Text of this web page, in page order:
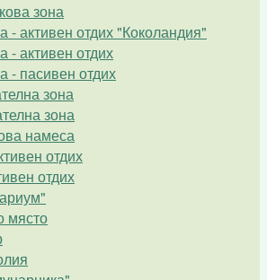
зона
- активен отдих "Коколандия"
- активен отдих
- пасивен отдих
зона
зона
намеса
отдих
отдих
място